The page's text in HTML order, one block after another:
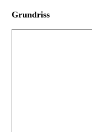
Grundriss